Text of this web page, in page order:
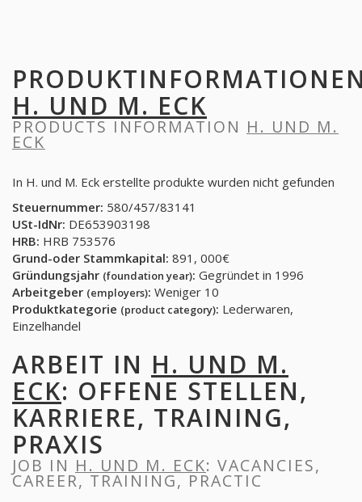
H. UND M. ECK
PRODUCTS INFORMATION H. UND M.
ECK
In H. und M. Eck erstellte produkte wurden nicht gefunden
Steuernummer: 580/457/83141
USt-IdNr: DE653903198
HRB: HRB 753576
Grund-oder Stammkapital: 891, 000€
Gründungsjahr (foundation year): Gegründet in 1996
Arbeitgeber (employers): Weniger 10
Produktkategorie (product category): Lederwaren,
Einzelhandel
ARBEIT IN H. UND M.
ECK: OFFENE STELLEN,
KARRIERE, TRAINING,
PRAXIS
JOB IN H. UND M. ECK: VACANCIES,
CAREER, TRAINING, PRACTIC